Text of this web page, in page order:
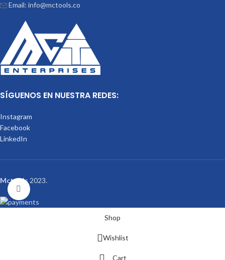
Click to enlarge
Email: info@mctools.co
SÍGUENOS EN NUESTRA REDES:
Instagram
Facebook
LinkedIn
Mctools 2023.
Shop
Wishlist
Cart